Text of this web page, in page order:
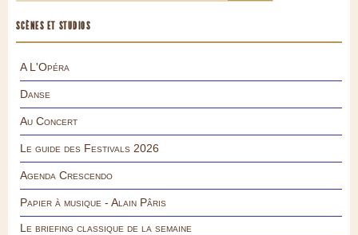
SCÈNES ET STUDIOS
A L'Opéra
Danse
Au Concert
Le guide des Festivals 2026
Agenda Crescendo
Papier à musique - Alain Pâris
Le briefing classique de la semaine